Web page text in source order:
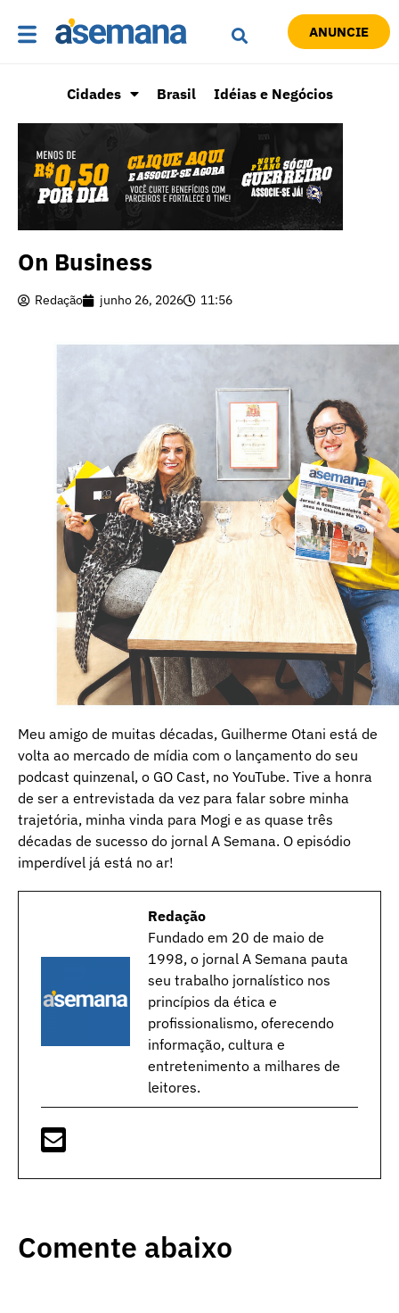
ANUNCIE
Cidades Brasil Idéias e Negócios
On Business
Redação junho 26, 2026 11:56
Meu amigo de muitas décadas, Guilherme Otani está de
volta ao mercado de mídia com o lançamento do seu
podcast quinzenal, o GO Cast, no YouTube. Tive a honra
de ser a entrevistada da vez para falar sobre minha
trajetória, minha vinda para Mogi e as quase três
décadas de sucesso do jornal A Semana. O episódio
imperdível já está no ar!
Redação
Fundado em 20 de maio de
1998, o jornal A Semana pauta
seu trabalho jornalístico nos
princípios da ética e
profissionalismo, oferecendo
informação, cultura e
entretenimento a milhares de
leitores.
Comente abaixo